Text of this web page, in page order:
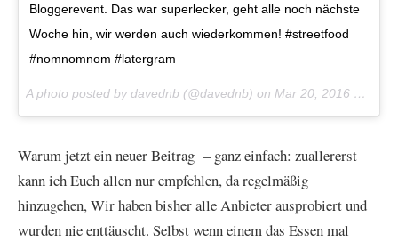
Bloggerevent. Das war superlecker, geht alle noch nächste
Woche hin, wir werden auch wiederkommen! #streetfood
#nomnomnom #latergram
A photo posted by davednb (@davednb) on Mar 20, 2016 at 10:21am PDT
Warum jetzt ein neuer Beitrag – ganz einfach: zuallererst
kann ich Euch allen nur empfehlen, da regelmäßig
hinzugehen, Wir haben bisher alle Anbieter ausprobiert und
wurden nie enttäuscht. Selbst wenn einem das Essen mal